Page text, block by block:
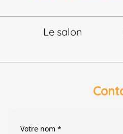
Le salon
Votre nom *